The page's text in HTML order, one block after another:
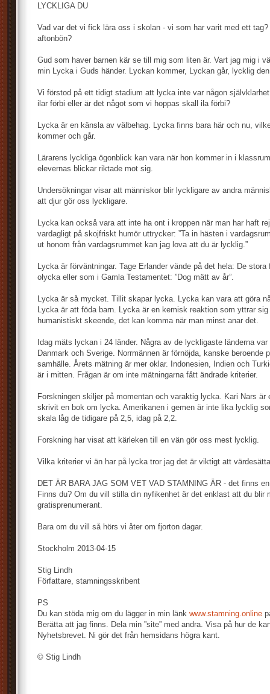
LYCKLIGA DU
Vad var det vi fick lära oss i skolan - vi som har varit med ett tag?
aftonbön?
Gud som haver barnen kär se till mig som liten är. Vart jag mig i
min Lycka i Guds händer. Lyckan kommer, Lyckan går, lycklig
Vi förstod på ett tidigt stadium att lycka inte var någon
ilar förbi eller är det något som vi hoppas skall ila förbi?
Lycka är en känsla av välbehag. Lycka finns bara här och nu,
kommer och går.
Lärarens lyckliga ögonblick kan vara när hon kommer in i
elevernas blickar riktade mot sig.
Undersökningar visar att människor blir lyckligare av andra
att djur gör oss lyckligare.
Lycka kan också vara att inte ha ont i kroppen när man har haft
vardagligt på skojfriskt humör uttrycker: ”Ta in hästen i
ut honom från vardagsrummet kan jag lova att du är lycklig.”
Lycka är förväntningar. Tage Erlander vände på det hela: De stora
olycka eller som i Gamla Testamentet: ”Dog mätt av år”.
Lycka är så mycket. Tillit skapar lycka. Lycka kan vara att göra
Lycka är att föda barn. Lycka är en kemisk reaktion som yttrar
humanistiskt skeende, det kan komma när man minst anar det.
Idag mäts lyckan i 24 länder. Några av de lyckligaste länderna var
Danmark och Sverige. Norrmännen är förnöjda, kanske beroende
samhälle. Årets mätning är mer oklar. Indonesien, Indien och
är i mitten. Frågan är om inte mätningarna fått ändrade kriterier.
Forskningen skiljer på momentan och varaktig lycka. Kari Nars är
skrivit en bok om lycka. Amerikanen i gemen är inte lika lycklig
skala låg de tidigare på 2,5, idag på 2,2.
Forskning har visat att kärleken till en vän gör oss mest lycklig.
Vilka kriterier vi än har på lycka tror jag det är viktigt att
DET ÄR BARA JAG SOM VET VAD STAMNING ÄR - det finns
Finns du? Om du vill stilla din nyfikenhet är det enklast att du blir
gratisprenumerant.
Bara om du vill så hörs vi åter om fjorton dagar.
Stockholm 2013-04-15
Stig Lindh
Författare, stamningsskribent
PS
Du kan stöda mig om du lägger in min länk www.stamning.online
Berätta att jag finns. Dela min ”site” med andra. Visa på hur de
Nyhetsbrevet. Ni gör det från hemsidans högra kant.
© Stig Lindh